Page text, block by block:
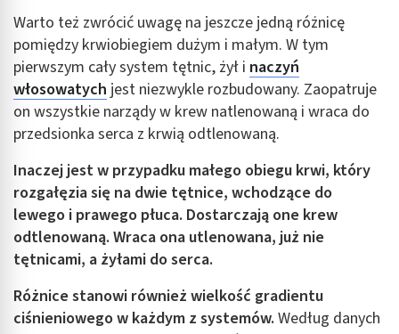
Warto też zwrócić uwagę na jeszcze jedną różnicę
pomiędzy krwiobiegiem dużym i małym. W tym
pierwszym cały system tętnic, żył i naczyń
włosowatych jest niezwykle rozbudowany. Zaopatruje
on wszystkie narządy w krew natlenowaną i wraca do
przedsionka serca z krwią odtlenowaną.
Inaczej jest w przypadku małego obiegu krwi, który
rozgałęzia się na dwie tętnice, wchodzące do
lewego i prawego płuca. Dostarczają one krew
odtlenowaną. Wraca ona utlenowana, już nie
tętnicami, a żyłami do serca.
Różnice stanowi również wielkość gradientu
ciśnieniowego w każdym z systemów.Według danych
aktywnie żądanych informacji
Cele przetwarzania inne niż IAB:
Niezbędne
Wydajność (Performance)